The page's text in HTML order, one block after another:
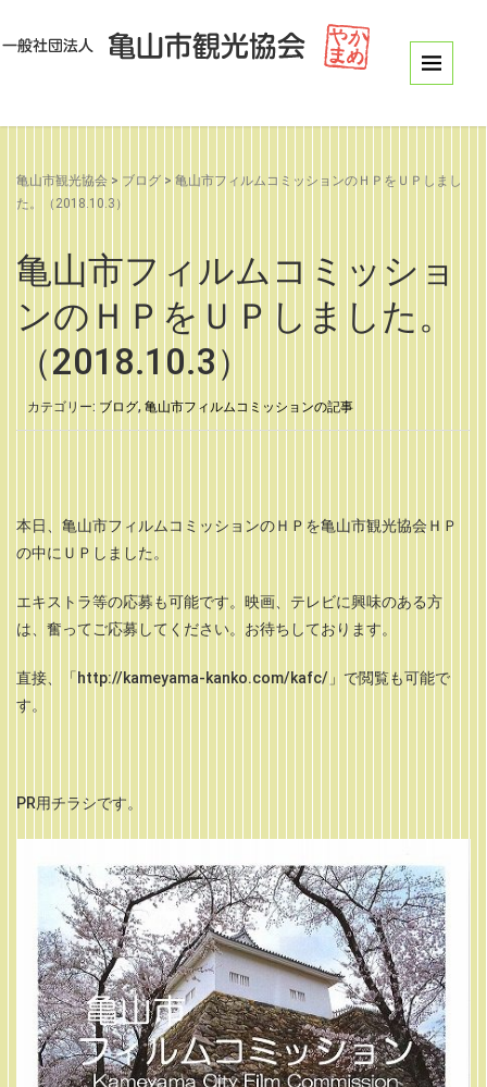
亀山市観光協会 > ブログ > 亀山市フィルムコミッションのＨＰをＵＰしまし
た。（2018.10.3）
亀山市フィルムコミッショ
ンのＨＰをＵＰしました。
（2018.10.3）
カテゴリー: ブログ, 亀山市フィルムコミッションの記事
本日、亀山市フィルムコミッションのＨＰを亀山市観光協会ＨＰ
の中にＵＰしました。
エキストラ等の応募も可能です。映画、テレビに興味のある方
は、奮ってご応募してください。お待ちしております。
直接、「http://kameyama-kanko.com/kafc/」で閲覧も可能で
す。
PR用チラシです。